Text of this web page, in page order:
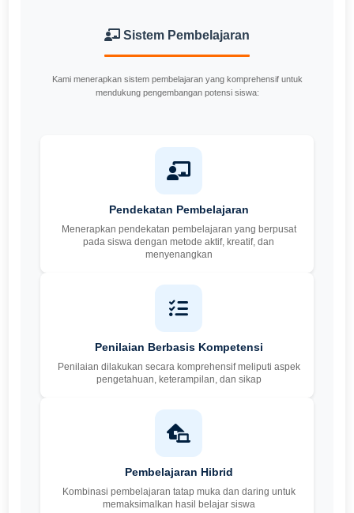
Sistem Pembelajaran
Kami menerapkan sistem pembelajaran yang komprehensif untuk
mendukung pengembangan potensi siswa:
Pendekatan Pembelajaran
Menerapkan pendekatan pembelajaran yang berpusat
pada siswa dengan metode aktif, kreatif, dan
menyenangkan
Penilaian Berbasis Kompetensi
Penilaian dilakukan secara komprehensif meliputi aspek
pengetahuan, keterampilan, dan sikap
Pembelajaran Hibrid
Kombinasi pembelajaran tatap muka dan daring untuk
memaksimalkan hasil belajar siswa